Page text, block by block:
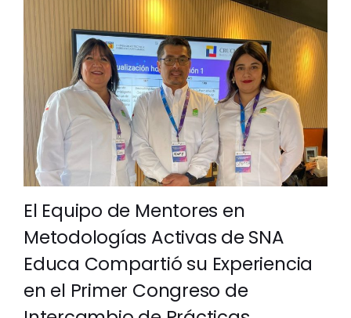
El Equipo de Mentores en
Metodologías Activas de SNA
Educa Compartió su Experiencia
en el Primer Congreso de